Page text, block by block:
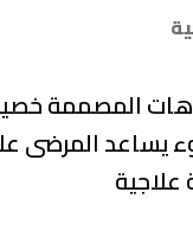
المصممة
يساعد المرضى